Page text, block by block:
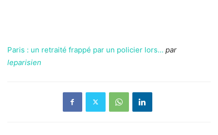
Paris : un retraité frappé par un policier lors… par
leparisien